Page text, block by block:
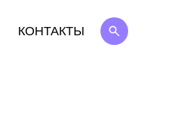
КОНТАКТЫ